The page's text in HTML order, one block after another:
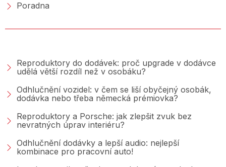
Poradna
Reproduktory do dodávek: proč upgrade v dodávce
udělá větší rozdíl než v osobáku?
Odhlučnění vozidel: v čem se liší obyčejný osobák,
dodávka nebo třeba německá prémiovka?
Reproduktory a Porsche: jak zlepšit zvuk bez
nevratných úprav interiéru?
Odhlučnění dodávky a lepší audio: nejlepší
kombinace pro pracovní auto!